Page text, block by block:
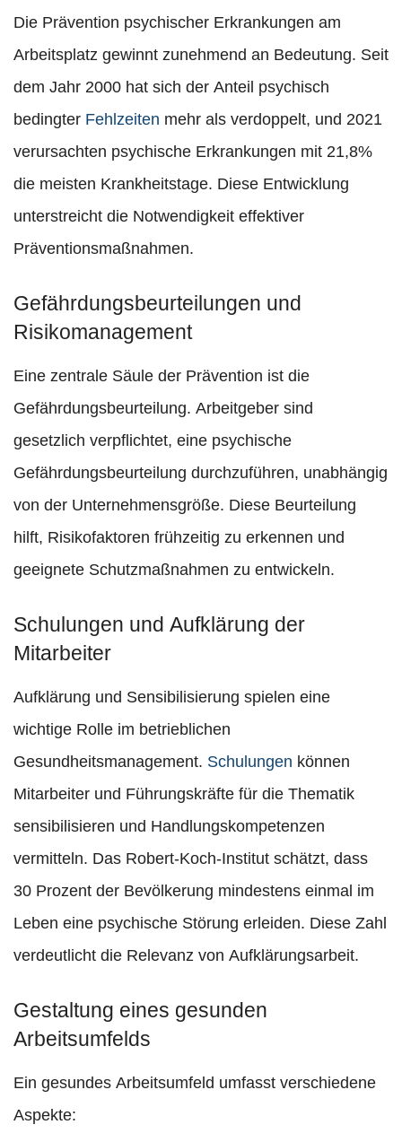
Die Prävention psychischer Erkrankungen am
Arbeitsplatz gewinnt zunehmend an Bedeutung. Seit
dem Jahr 2000 hat sich der Anteil psychisch
bedingter Fehlzeiten mehr als verdoppelt, und 2021
verursachten psychische Erkrankungen mit 21,8%
die meisten Krankheitstage. Diese Entwicklung
unterstreicht die Notwendigkeit effektiver
Präventionsmaßnahmen.
Gefährdungsbeurteilungen und
Risikomanagement
Eine zentrale Säule der Prävention ist die
Gefährdungsbeurteilung. Arbeitgeber sind
gesetzlich verpflichtet, eine psychische
Gefährdungsbeurteilung durchzuführen, unabhängig
von der Unternehmensgröße. Diese Beurteilung
hilft, Risikofaktoren frühzeitig zu erkennen und
geeignete Schutzmaßnahmen zu entwickeln.
Schulungen und Aufklärung der
Mitarbeiter
Aufklärung und Sensibilisierung spielen eine
wichtige Rolle im betrieblichen
Gesundheitsmanagement. Schulungen können
Mitarbeiter und Führungskräfte für die Thematik
sensibilisieren und Handlungskompetenzen
vermitteln. Das Robert-Koch-Institut schätzt, dass
30 Prozent der Bevölkerung mindestens einmal im
Leben eine psychische Störung erleiden. Diese Zahl
verdeutlicht die Relevanz von Aufklärungsarbeit.
Gestaltung eines gesunden
Arbeitsumfelds
Ein gesundes Arbeitsumfeld umfasst verschiedene
Aspekte: